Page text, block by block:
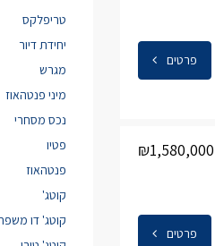
פרטים
₪1,580,000
פרטים
טריפלקס
יחידת דיור
מגרש
מיני פנטהאוז
נכס מסחרי
פטיו
פנטהאוז
קוטג'
קוטג' דו